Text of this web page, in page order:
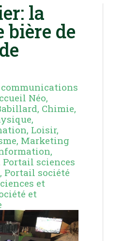
la
bière de
communications
Néo,
, Chimie,
,
, Loisir,
, Marketing
,
Portail sciences
, Portail société
et
et